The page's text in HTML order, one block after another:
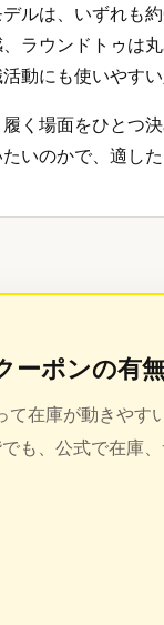
ルは、いずれも
ラウンドトゥは
動にも使いやす
く場面をひとつ
いのかで、適し
ーポンの有
在庫が動きや
も、公式で在庫